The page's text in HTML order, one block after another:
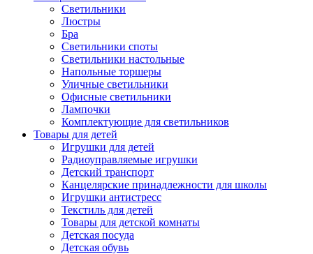
Светильники
Люстры
Бра
Светильники споты
Светильники настольные
Напольные торшеры
Уличные светильники
Офисные светильники
Лампочки
Комплектующие для светильников
Товары для детей
Игрушки для детей
Радиоуправляемые игрушки
Детский транспорт
Канцелярские принадлежности для школы
Игрушки антистресс
Текстиль для детей
Товары для детской комнаты
Детская посуда
Детская обувь